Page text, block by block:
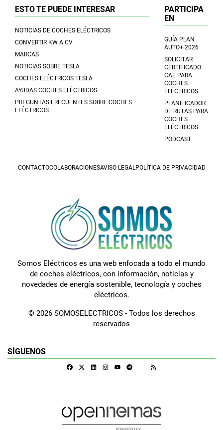
ESTO TE PUEDE INTERESAR
NOTICIAS DE COCHES ELÉCTRICOS
CONVERTIR KW A CV
MARCAS
NOTICIAS SOBRE TESLA
COCHES ELÉCTRICOS TESLA
AYUDAS COCHES ELÉCTRICOS
PREGUNTAS FRECUENTES SOBRE COCHES
ELÉCTRICOS
PARTICIPA
EN
GUÍA PLAN
AUTO+ 2026
SOLICITAR
CERTIFICADO
CAE PARA
COCHES
ELÉCTRICOS
PLANIFICADOR
DE RUTAS PARA
COCHES
ELÉCTRICOS
PODCAST
CONTACTOCOLABORACIONESAVISO LEGALPOLÍTICA DE PRIVACIDAD
Somos Eléctricos es una web enfocada a todo el mundo
de coches eléctricos, con información, noticias y
novedades de energía sostenible, tecnología y coches
eléctricos.
© 2026 SOMOSELECTRICOS - Todos los derechos
reservados
SÍGUENOS
FacebookLinkedinInstagramTelegram
Google Discover